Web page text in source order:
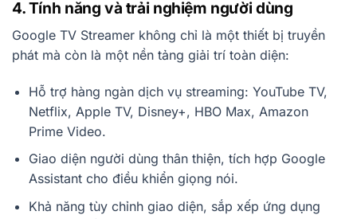
4. Tính năng và trải nghiệm người dùng
Google TV Streamer không chỉ là một thiết bị truyền
phát mà còn là một nền tảng giải trí toàn diện:
Hỗ trợ hàng ngàn dịch vụ streaming: YouTube TV,
Netflix, Apple TV, Disney+, HBO Max, Amazon
Prime Video.
Giao diện người dùng thân thiện, tích hợp Google
Assistant cho điều khiển giọng nói.
Khả năng tùy chỉnh giao diện, sắp xếp ứng dụng